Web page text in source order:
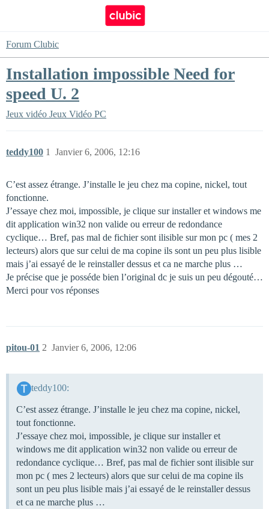
Forum Clubic
Installation impossible Need for
speed U. 2
Jeux vidéo Jeux Vidéo PC
teddy100 Janvier 6, 2006, 12:16
1
C’est assez étrange. J’installe le jeu chez ma copine, nickel, tout
fonctionne.
J’essaye chez moi, impossible, je clique sur installer et windows me
dit application win32 non valide ou erreur de redondance
cyclique… Bref, pas mal de fichier sont ilisible sur mon pc ( mes 2
lecteurs) alors que sur celui de ma copine ils sont un peu plus lisible
mais j’ai essayé de le reinstaller dessus et ca ne marche plus …
Je précise que je posséde bien l’original dc je suis un peu dégouté…
Merci pour vos réponses
pitou-01 Janvier 6, 2006, 12:06
2
teddy100:
C’est assez étrange. J’installe le jeu chez ma copine, nickel,
tout fonctionne.
J’essaye chez moi, impossible, je clique sur installer et
windows me dit application win32 non valide ou erreur de
redondance cyclique… Bref, pas mal de fichier sont ilisible sur
mon pc ( mes 2 lecteurs) alors que sur celui de ma copine ils
sont un peu plus lisible mais j’ai essayé de le reinstaller dessus
et ca ne marche plus …